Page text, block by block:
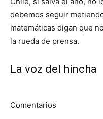
debemos seguir
matemáticas digan que
la rueda de prensa.
La voz del hincha
Comentarios